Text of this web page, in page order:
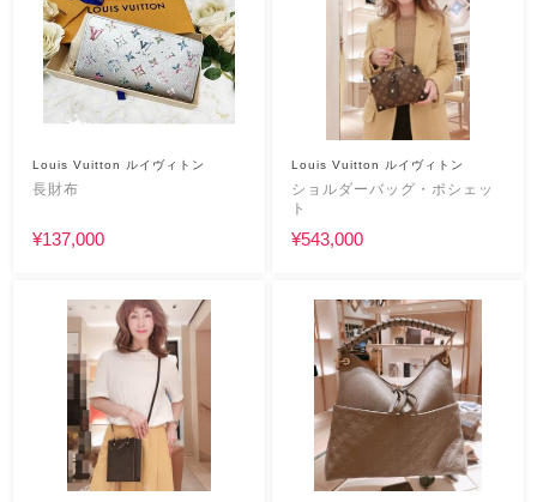
Louis Vuitton ルイヴィトン
長財布
¥137,000
Louis Vuitton ルイヴィトン
ショルダーバッグ・ポシェッ
ト
¥543,000